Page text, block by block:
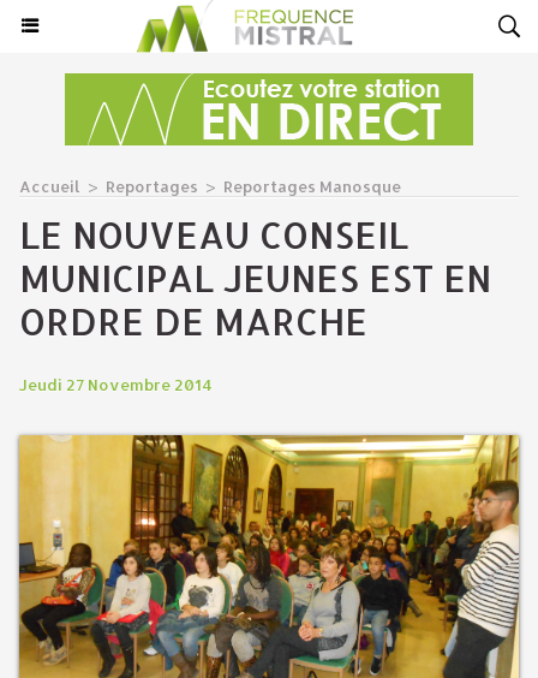
Accueil > Reportages > Reportages Manosque
LE NOUVEAU CONSEIL
MUNICIPAL JEUNES EST EN
ORDRE DE MARCHE
Jeudi 27 Novembre 2014